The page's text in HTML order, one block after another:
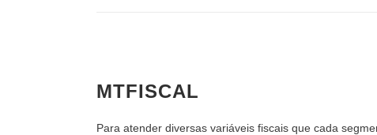
MTFISCAL
Para atender diversas variáveis fiscais que cada